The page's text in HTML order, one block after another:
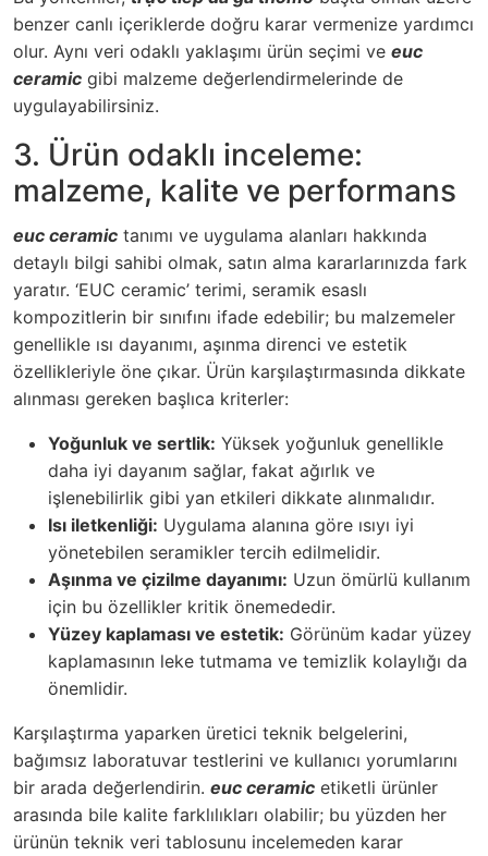
benzer canlı içeriklerde doğru karar vermenize yardımcı
olur. Aynı veri odaklı yaklaşımı ürün seçimi ve euc
ceramic gibi malzeme değerlendirmelerinde de
uygulayabilirsiniz.
3. Ürün odaklı inceleme:
malzeme, kalite ve performans
euc ceramic tanımı ve uygulama alanları hakkında
detaylı bilgi sahibi olmak, satın alma kararlarınızda fark
yaratır. ‘EUC ceramic’ terimi, seramik esaslı
kompozitlerin bir sınıfını ifade edebilir; bu malzemeler
genellikle ısı dayanımı, aşınma direnci ve estetik
özellikleriyle öne çıkar. Ürün karşılaştırmasında dikkate
alınması gereken başlıca kriterler:
Yoğunluk ve sertlik: Yüksek yoğunluk genellikle
daha iyi dayanım sağlar, fakat ağırlık ve
işlenebilirlik gibi yan etkileri dikkate alınmalıdır.
Isı iletkenliği: Uygulama alanına göre ısıyı iyi
yönetebilen seramikler tercih edilmelidir.
Aşınma ve çizilme dayanımı: Uzun ömürlü kullanım
için bu özellikler kritik önemededir.
Yüzey kaplaması ve estetik: Görünüm kadar yüzey
kaplamasının leke tutmama ve temizlik kolaylığı da
önemlidir.
Karşılaştırma yaparken üretici teknik belgelerini,
bağımsız laboratuvar testlerini ve kullanıcı yorumlarını
bir arada değerlendirin. euc ceramic etiketli ürünler
arasında bile kalite farklılıkları olabilir; bu yüzden her
ürünün teknik veri tablosunu incelemeden karar